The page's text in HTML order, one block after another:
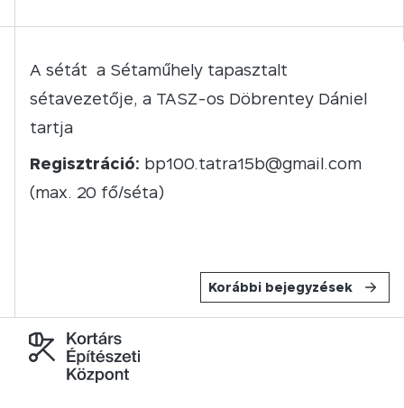
A sétát a Sétaműhely tapasztalt
sétavezetője, a TASZ-os Döbrentey Dániel
tartja
Regisztráció: bp100.tatra15b@gmail.com
(max. 20 fő/séta)
Korábbi bejegyzések